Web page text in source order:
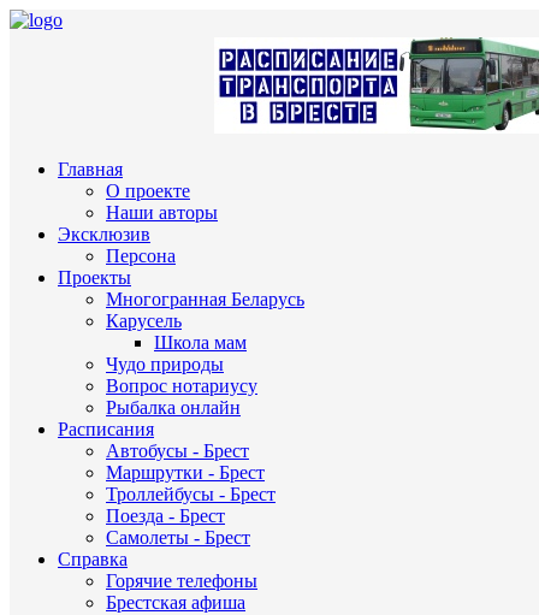
Главная
О проекте
Наши авторы
Эксклюзив
Персона
Проекты
Многогранная Беларусь
Карусель
Школа мам
Чудо природы
Вопрос нотариусу
Рыбалка онлайн
Расписания
Автобусы - Брест
Маршрутки - Брест
Троллейбусы - Брест
Поезда - Брест
Самолеты - Брест
Справка
Горячие телефоны
Брестская афиша